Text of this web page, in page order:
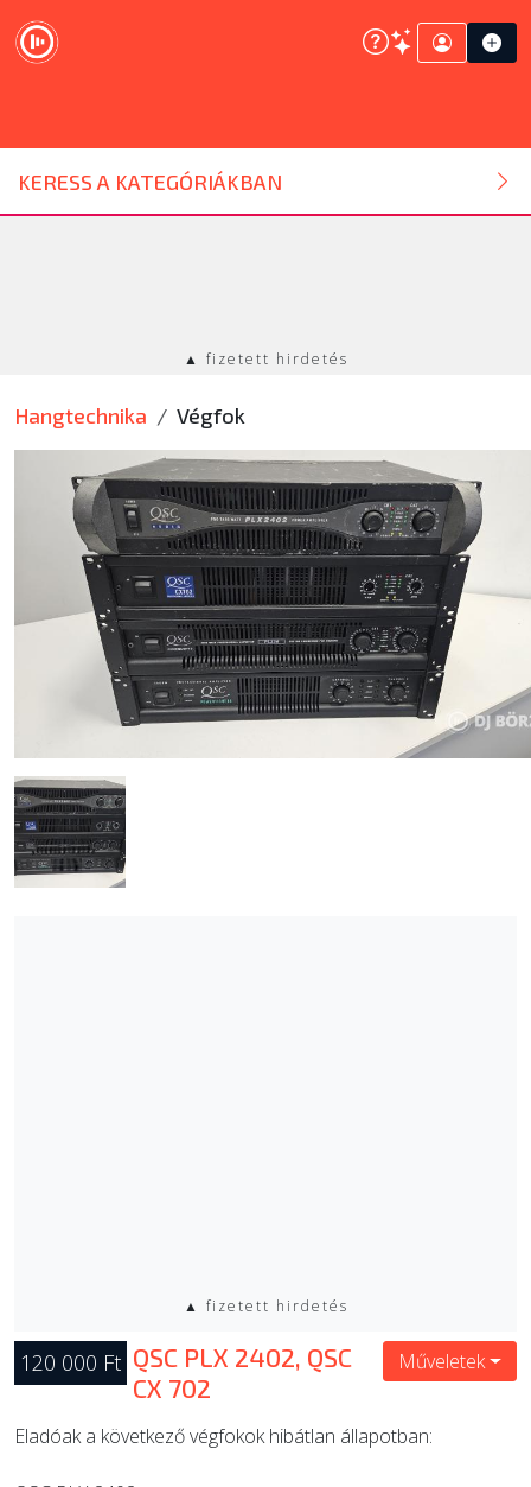
KERESS A KATEGÓRIÁKBAN
DJ ESZKÖZ
HANGTECHNIKA
EGYÉB
SZOLGÁLTATÁSOK
ÚJ TERMÉKEK
▲ fizetett hirdetés
Hangtechnika Végfok
▲ fizetett hirdetés
120 000 Ft QSC PLX 2402, QSC
CX 702
Műveletek
Eladóak a következő végfokok hibátlan állapotban: